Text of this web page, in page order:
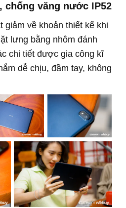
chống văng nước IP52
giảm về khoản thiết kế khi
lưng bằng nhôm đánh
chi tiết được gia công kĩ
dễ chịu, đầm tay, không